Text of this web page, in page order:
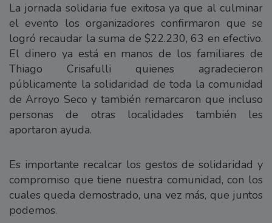
La jornada solidaria fue exitosa ya que al culminar
el evento los organizadores confirmaron que se
logró recaudar la suma de $22.230, 63 en efectivo.
El dinero ya está en manos de los familiares de
Thiago Crisafulli quienes agradecieron
públicamente la solidaridad de toda la comunidad
de Arroyo Seco y también remarcaron que incluso
personas de otras localidades también les
aportaron ayuda.
Es importante recalcar los gestos de solidaridad y
compromiso que tiene nuestra comunidad, con los
cuales queda demostrado, una vez más, que juntos
podemos.